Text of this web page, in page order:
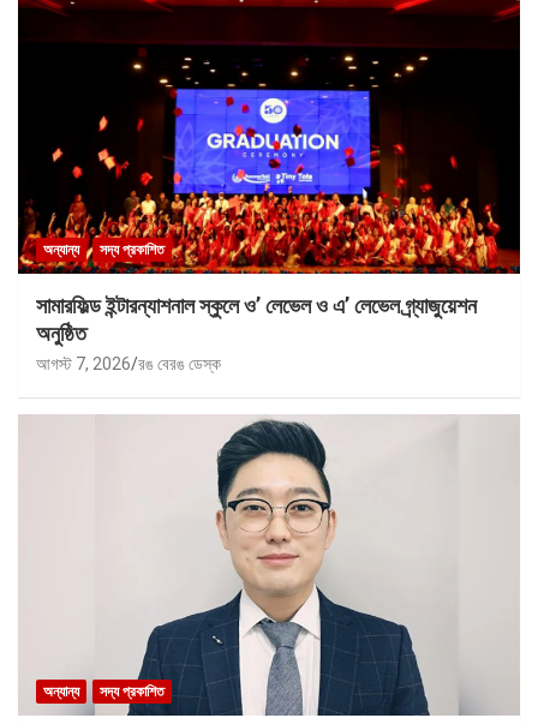
অন্যান্য সদ্য প্রকাশিত
সামারফিল্ড ইন্টারন্যাশনাল স্কুলে ও’ লেভেল ও এ’ লেভেল গ্র্যাজুয়েশন
অনুষ্ঠিত
আগস্ট 7, 2026 রঙ বেরঙ ডেস্ক
অন্যান্য সদ্য প্রকাশিত